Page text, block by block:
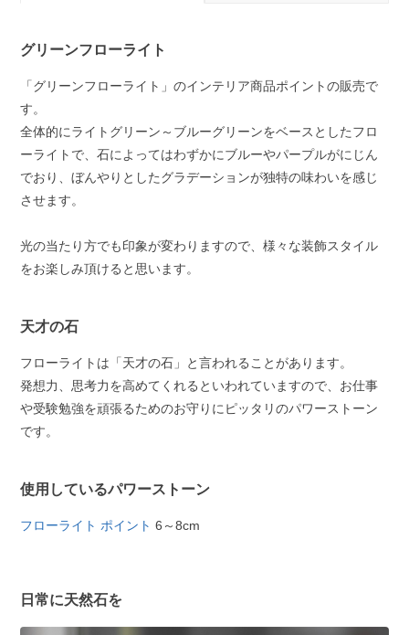
グリーンフローライト
「グリーンフローライト」のインテリア商品ポイントの販売で
す。
全体的にライトグリーン～ブルーグリーンをベースとしたフロ
ーライトで、石によってはわずかにブルーやパープルがにじん
でおり、ぼんやりとしたグラデーションが独特の味わいを感じ
させます。
光の当たり方でも印象が変わりますので、様々な装飾スタイル
をお楽しみ頂けると思います。
天才の石
フローライトは「天才の石」と言われることがあります。
発想力、思考力を高めてくれるといわれていますので、お仕事
や受験勉強を頑張るためのお守りにピッタリのパワーストーン
です。
使用しているパワーストーン
フローライト ポイント 6～8cm
日常に天然石を